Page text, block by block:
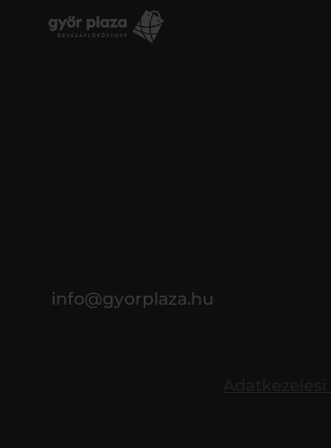
info@gyorplaza.hu